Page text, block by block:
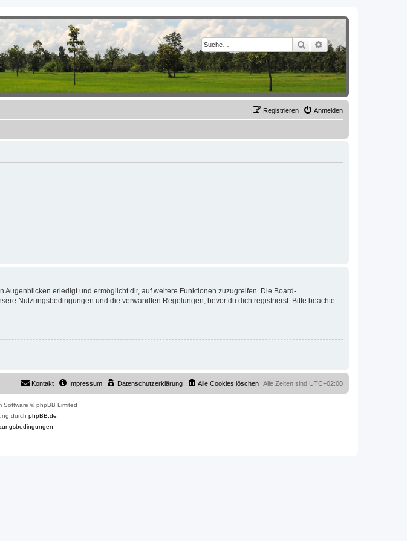
Suche Erweiterte Suche
Anmelden
Registrieren
erledigt und ermöglicht dir, auf weitere Funktionen zuzugreifen. Die Board-
Nutzungsbedingungen und die verwandten Regelungen, bevor du dich registrierst. Bitte beachte
Alle Zeiten sind UTC+02:00
Alle Cookies löschen
Datenschutzerklärung
Impressum
Kontakt
Software © phpBB Limited
durch phpBB.de